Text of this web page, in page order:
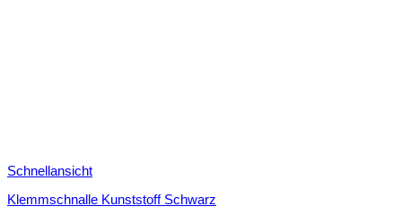
Schnellansicht
Klemmschnalle Kunststoff Schwarz